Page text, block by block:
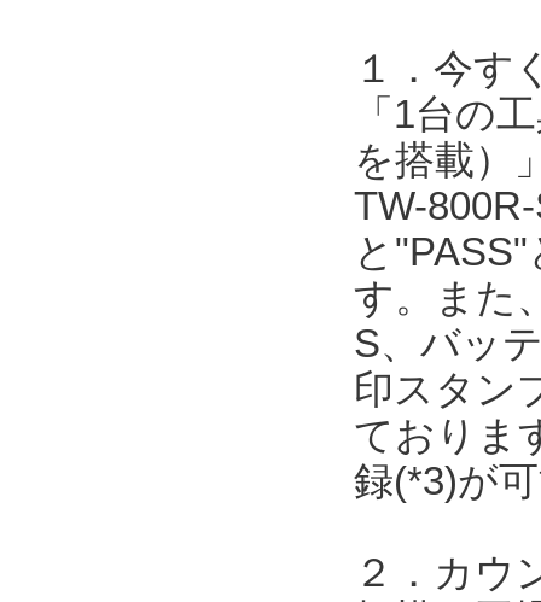
１．今す
「1台の
を搭載）
TW-
と
す。また
S、バッ
印スタン
ておりま
録(*3)が
２．カウ